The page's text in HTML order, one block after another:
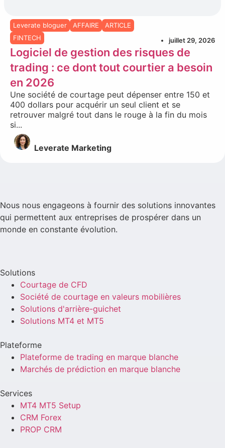
Leverate bloguer AFFAIRE
ARTICLE
FINTECH
juillet 29, 2026
Logiciel de gestion des risques de
trading : ce dont tout courtier a besoin
en 2026
Une société de courtage peut dépenser entre 150 et
400 dollars pour acquérir un seul client et se
retrouver malgré tout dans le rouge à la fin du mois
si...
Leverate Marketing
Nous nous engageons à fournir des solutions innovantes
qui permettent aux entreprises de prospérer dans un
monde en constante évolution.
Solutions
Courtage de CFD
Société de courtage en valeurs mobilières
Solutions d'arrière-guichet
Solutions MT4 et MT5
Plateforme
Plateforme de trading en marque blanche
Marchés de prédiction en marque blanche
Services
MT4 MT5 Setup
CRM Forex
PROP CRM